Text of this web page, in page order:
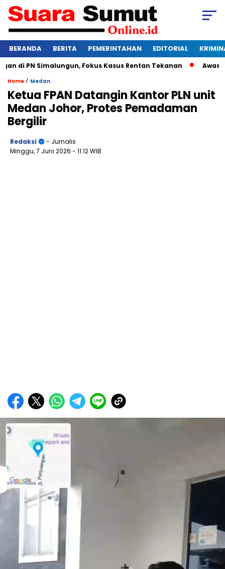
BERANDA BERITA PEMERINTAHAN EDITORIAL
Simalungun, Fokus Kasus Rentan Tekanan Awas
Home / Medan
Ketua FPAN Datangin Kantor PLN unit
Medan Johor, Protes Pemadaman
Bergilir
Redaksi
- Jurnalis
Minggu, 7 Juni 2026 - 11:12 WIB